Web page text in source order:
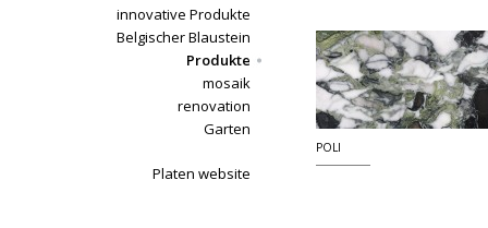
innovative Produkte
Belgischer Blaustein
Produkte
mosaik
renovation
Garten
Platen website
POLI